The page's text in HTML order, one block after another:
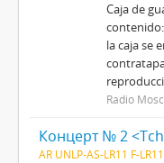
Caja de
la caja se
Radio
Концерт № 2
AR UNLP-AS-LR11 F-